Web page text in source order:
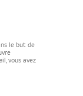
le but de
vous avez